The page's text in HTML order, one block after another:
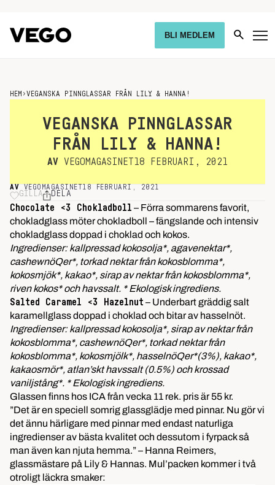
BLI MEDLEM
HEM ›VEGANSKA PINNGLASSAR FRÅN LILY & HANNA!
VEGANSKA PINNGLASSAR
FRÅN LILY & HANNA!
AV VEGOMAGASINET 18 FEBRUARI, 2021
AV VEGOMAGASINET18 FEBRUARI, 2021
GILLA DELA
Chocolate <3 Chokladboll – Förra sommarens favorit,
chokladglass möter chokladboll – fängslande och intensiv
chokladglass doppad i choklad och kokos.
Ingredienser: kallpressad kokosolja*, agavenektar*,
cashewnöQer*, torkad nektar från kokosblomma*,
kokosmjök*, kakao*, sirap av nektar från kokosblomma*,
riven kokos* och havssalt. * Ekologisk ingrediens.
Salted Caramel <3 Hazelnut – Underbart gräddig salt
karamellglass doppad i choklad och bitar av hasselnöt.
Ingredienser: kallpressad kokosolja*, sirap av nektar från
kokosblomma*, cashewnöQer*, torkad nektar från
kokosblomma*, kokosmjölk*, hasselnöQer*(3%), kakao*,
kakaosmör*, atlan’skt havssalt (0.5%) och krossad
vaniljstång*. * Ekologisk ingrediens.
Glassen finns hos ICA från vecka 11 rek. pris är 55 kr.
”Det är en speciell somrig glassglädje med pinnar. Nu gör vi
det ännu härligare med pinnar med endast naturliga
ingredienser av bästa kvalitet och dessutom i fyrpack så
man även kan njuta hemma.” – Hanna Reimers,
glassmästare på Lily & Hannas. Mul’packen kommer i två
otroligt läckra smaker: